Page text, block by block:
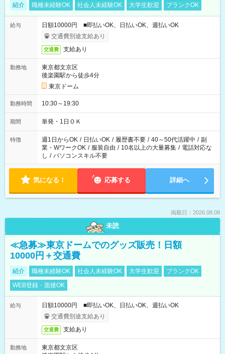
紹介 職種未経験OK 社会人未経験OK 大学生歓迎 ブランクOK
給与
日額10000円 ■即払いOK、日払いOK、週払いOK
交通費別途支給あり
交通費 支給あり
勤務地
東京都文京区
後楽園駅から徒歩4分
東京ドーム
勤務時間 10:30～19:30
期間 単発・1日ＯＫ
特徴 週1日からOK / 日払いOK / 履歴書不要 / 40～50代活躍中 / 副
業・WワークOK / 服装自由 / 10名以上の大量募集 / 電話対応な
し / パソコンスキル不要
気になる！ 応募する 詳細へ
掲載日：2026.08.08
未読
≪急募≫東京ドームでのグッズ販売！日額
10000円＋交通費
紹介 職種未経験OK 社会人未経験OK 大学生歓迎
ブランクOK
WEB登録・面接OK
給与
日額10000円 ■即払いOK、日払いOK、週払いOK
交通費別途支給あり
交通費 支給あり
勤務地
東京都文京区